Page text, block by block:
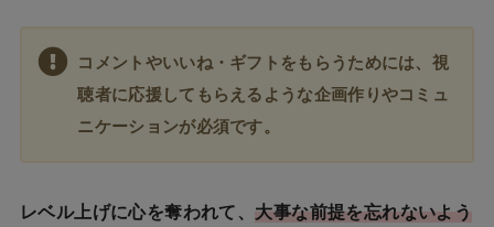
コメントやいいね・ギフトをもらうためには、視
聴者に応援してもらえるような企画作りやコミュ
ニケーションが必須です。
レベル上げに心を奪われて、 大事な前提を忘れないよう